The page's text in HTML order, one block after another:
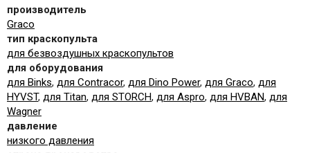
производитель
Graco
тип краскопульта
для безвоздушных краскопультов
для оборудования
для Binks, для Contracor, для Dino Power, для Graco, для
HYVST, для Titan, для STORCH, для Aspro, для HVBAN, для
Wagner
давление
низкого давления